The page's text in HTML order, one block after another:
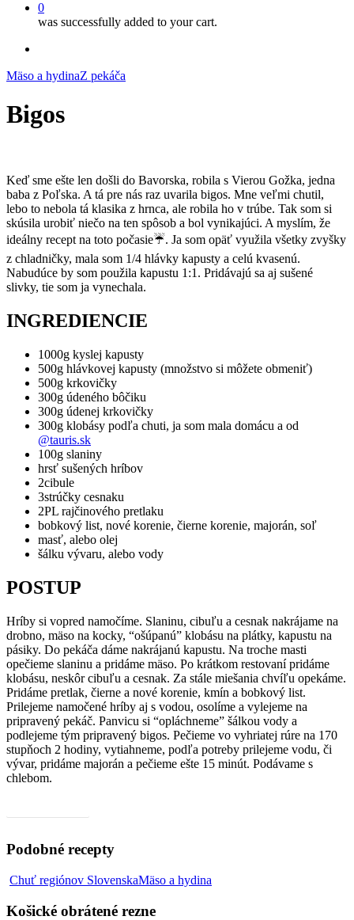
0
was successfully added to your cart.
Mäso a hydinaZ pekáča
Bigos
Keď sme ešte len došli do Bavorska, robila s Vierou Gožka, jedna
baba z Poľska. A tá pre nás raz uvarila bigos. Mne veľmi chutil,
lebo to nebola tá klasika z hrnca, ale robila ho v trúbe. Tak som si
skúsila urobiť niečo na ten spôsob a bol vynikajúci. A myslím, že
ideálny recept na toto počasie☔️. Ja som opäť využila všetky zvyšky
z chladničky, mala som 1/4 hlávky kapusty a celú kvasenú.
Nabudúce by som použila kapustu 1:1. Pridávajú sa aj sušené
slivky, tie som ja vynechala.
INGREDIENCIE
1000g kyslej kapusty
500g hlávkovej kapusty (množstvo si môžete obmeniť)
500g krkovičky
300g údeného bôčiku
300g údenej krkovičky
300g klobásy podľa chuti, ja som mala domácu a od
@tauris.sk
100g slaniny
hrsť sušených hríbov
2cibule
3strúčky cesnaku
2PL rajčinového pretlaku
bobkový list, nové korenie, čierne korenie, majorán, soľ
masť, alebo olej
šálku vývaru, alebo vody
POSTUP
Hríby si vopred namočíme. Slaninu, cibuľu a cesnak nakrájame na
drobno, mäso na kocky, “ošúpanú” klobásu na plátky, kapustu na
pásiky. Do pekáča dáme nakrájanú kapustu. Na troche masti
opečieme slaninu a pridáme mäso. Po krátkom restovaní pridáme
klobásu, neskôr cibuľu a cesnak. Za stále miešania chvíľu opekáme.
Pridáme pretlak, čierne a nové korenie, kmín a bobkový list.
Prilejeme namočené hríby aj s vodou, osolíme a vylejeme na
pripravený pekáč. Panvicu si “opláchneme” šálkou vody a
podlejeme tým pripravený bigos. Pečieme vo vyhriatej rúre na 170
stupňoch 2 hodiny, vytiahneme, podľa potreby prilejeme vodu, či
vývar, pridáme majorán a pečieme ešte 15 minút. Podávame s
chlebom.
Podobné recepty
Chuť regiónov SlovenskaMäso a hydina
Košické obrátené rezne